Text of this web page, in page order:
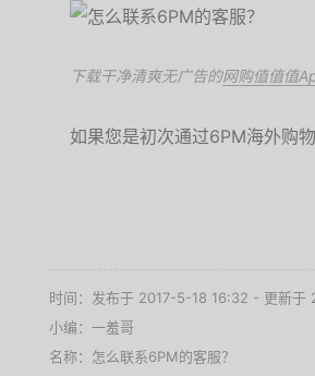
下载干净清爽无广告的网购值值值
如果您是初次通过6PM海外购
时间：发布于 2017-5-18 16:32 - 更新于
小编：一羞哥
名称： 怎么联系6PM的客服？